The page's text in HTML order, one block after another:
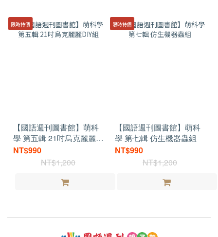
限時特價
【國語週刊圖書館】萌科
學 第五輯 21吋烏克麗麗
DIY組
NT$990
NT$1,200
限時特價
【國語週刊圖書館】萌科
學 第七輯 仿生機器蟲組
NT$990
NT$1,200